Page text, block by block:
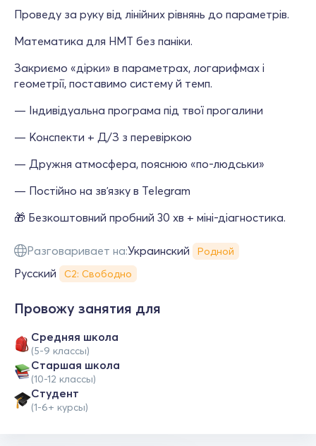
Проведу за руку від лінійних рівнянь до параметрів.
Математика для НМТ без паніки.
Закриємо «дірки» в параметрах, логарифмах і
геометрії, поставимо систему й темп.
— Індивідуальна програма під твої прогалини
— Конспекти + Д/З з перевіркою
— Дружня атмосфера, пояснюю «по-людськи»
— Постійно на звʼязку в Telegram
🎁 Безкоштовний пробний 30 хв + міні-діагностика.
Разговаривает на:Украинский Родной
Русский С2: Свободно
Провожу занятия для
Средняя школа
(5-9 классы)
Cтаршая школа
(10-12 классы)
Студент
(1-6+ курсы)